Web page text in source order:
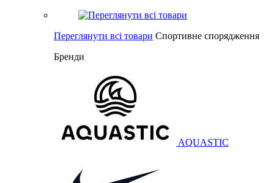
Переглянути всі товари Спортивне спорядження
Бренди
AQUASTIC